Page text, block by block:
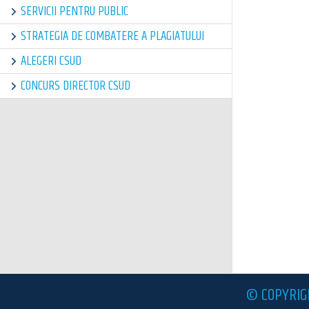
SERVICII PENTRU PUBLIC
STRATEGIA DE COMBATERE A PLAGIATULUI
ALEGERI CSUD
CONCURS DIRECTOR CSUD
©